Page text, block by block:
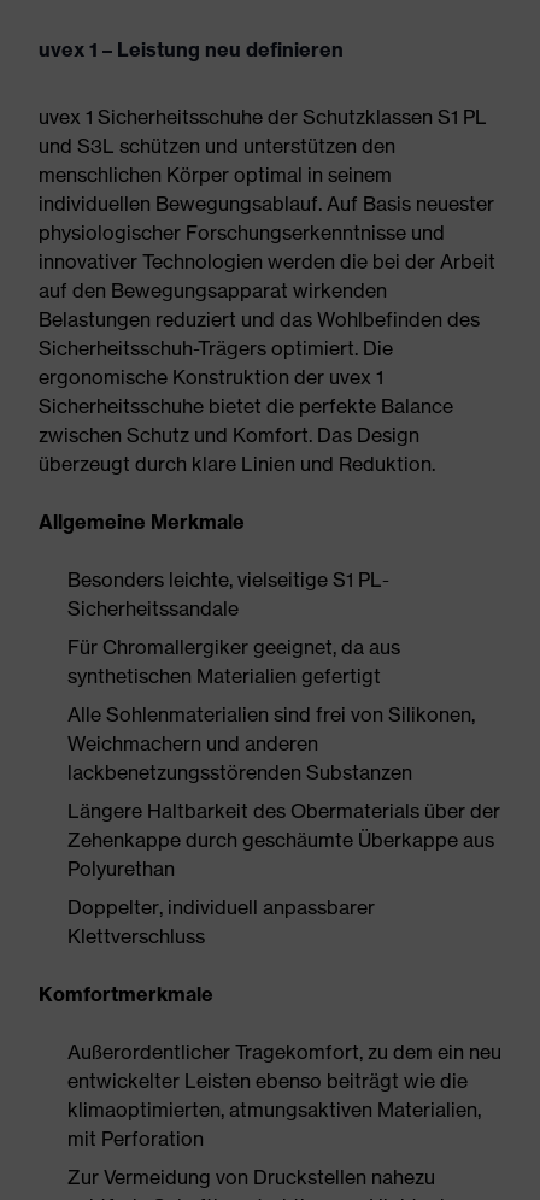
uvex 1 – Leistung neu definieren
uvex 1 Sicherheitsschuhe der Schutzklassen S1 PL
und S3L schützen und unterstützen den
menschlichen Körper optimal in seinem
individuellen Bewegungsablauf. Auf Basis neuester
physiologischer Forschungserkenntnisse und
innovativer Technologien werden die bei der Arbeit
auf den Bewegungsapparat wirkenden
Belastungen reduziert und das Wohlbefinden des
Sicherheitsschuh-Trägers optimiert. Die
ergonomische Konstruktion der uvex 1
Sicherheitsschuhe bietet die perfekte Balance
zwischen Schutz und Komfort. Das Design
überzeugt durch klare Linien und Reduktion.
Allgemeine Merkmale
Besonders leichte, vielseitige S1 PL-
Sicherheitssandale
Für Chromallergiker geeignet, da aus
synthetischen Materialien gefertigt
Alle Sohlenmaterialien sind frei von Silikonen,
Weichmachern und anderen
lackbenetzungsstörenden Substanzen
Längere Haltbarkeit des Obermaterials über der
Zehenkappe durch geschäumte Überkappe aus
Polyurethan
Doppelter, individuell anpassbarer
Klettverschluss
Komfortmerkmale
Außerordentlicher Tragekomfort, zu dem ein neu
entwickelter Leisten ebenso beiträgt wie die
klimaoptimierten, atmungsaktiven Materialien,
mit Perforation
Zur Vermeidung von Druckstellen nahezu